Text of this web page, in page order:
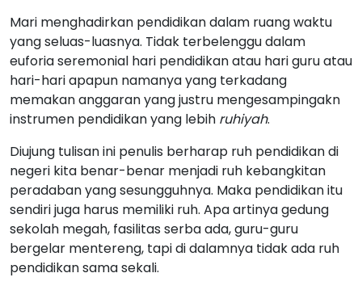
Mari menghadirkan pendidikan dalam ruang waktu
yang seluas-luasnya. Tidak terbelenggu dalam
euforia seremonial hari pendidikan atau hari guru atau
hari-hari apapun namanya yang terkadang
memakan anggaran yang justru mengesampingakn
instrumen pendidikan yang lebih ruhiyah.
Diujung tulisan ini penulis berharap ruh pendidikan di
negeri kita benar-benar menjadi ruh kebangkitan
peradaban yang sesungguhnya. Maka pendidikan itu
sendiri juga harus memiliki ruh. Apa artinya gedung
sekolah megah, fasilitas serba ada, guru-guru
bergelar mentereng, tapi di dalamnya tidak ada ruh
pendidikan sama sekali.